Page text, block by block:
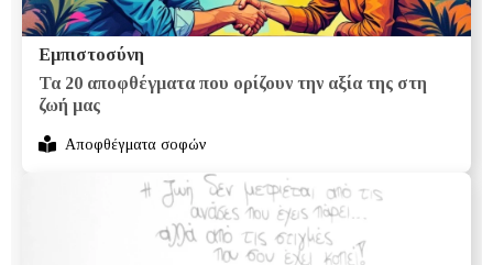
Εμπιστοσύνη
Τα 20 αποφθέγματα που ορίζουν την αξία της στη
ζωή μας
Αποφθέγματα σοφών